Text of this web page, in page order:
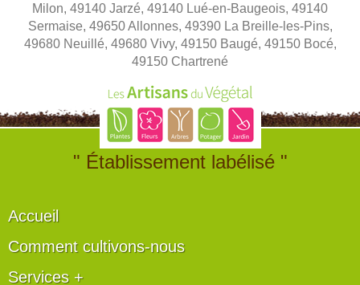
Milon, 49140 Jarzé, 49140 Lué-en-Baugeois, 49140
Sermaise, 49650 Allonnes, 49390 La Breille-les-Pins,
49680 Neuillé, 49680 Vivy, 49150 Baugé, 49150 Bocé,
49150 Chartrené
" Établissement labélisé "
Accueil
Comment cultivons-nous
Services +